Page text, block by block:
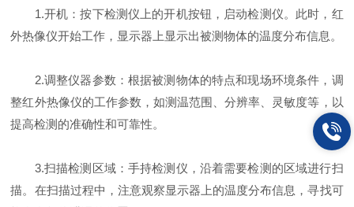
1.开机：按下检测仪上的开机按钮，启动检测仪。此时，红
外热像仪开始工作，显示器上显示出被测物体的温度分布信息。
2.调整仪器参数：根据被测物体的特点和现场环境条件，调
整红外热像仪的工作参数，如测温范围、分辨率、灵敏度等，以
提高检测的准确性和可靠性。
3.扫描检测区域：手持检测仪，沿着需要检测的区域进行扫
描。在扫描过程中，注意观察显示器上的温度分布信息，寻找可